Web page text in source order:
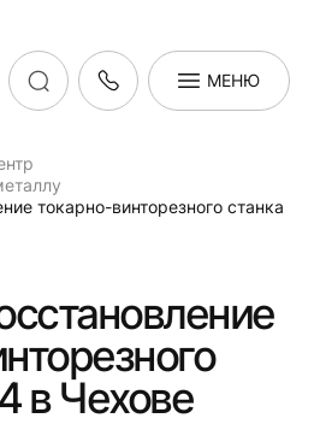
МЕНЮ
токарно-винторезного станка
в Чехове